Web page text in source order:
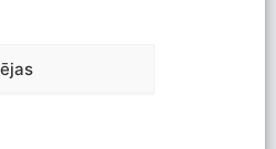
Viegli lasīt